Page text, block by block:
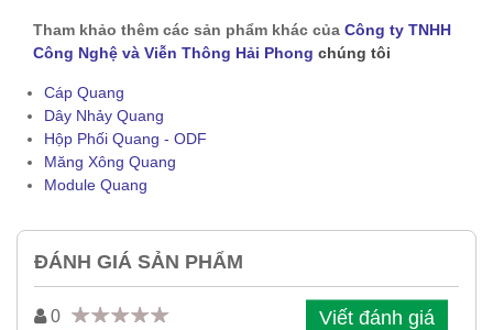
Tham khảo thêm các sản phẩm khác của Công ty TNHH
Công Nghệ và Viễn Thông Hải Phong chúng tôi
Cáp Quang
Dây Nhảy Quang
Hộp Phối Quang - ODF
Măng Xông Quang
Module Quang
ĐÁNH GIÁ SẢN PHẨM
0 Viết đánh giá